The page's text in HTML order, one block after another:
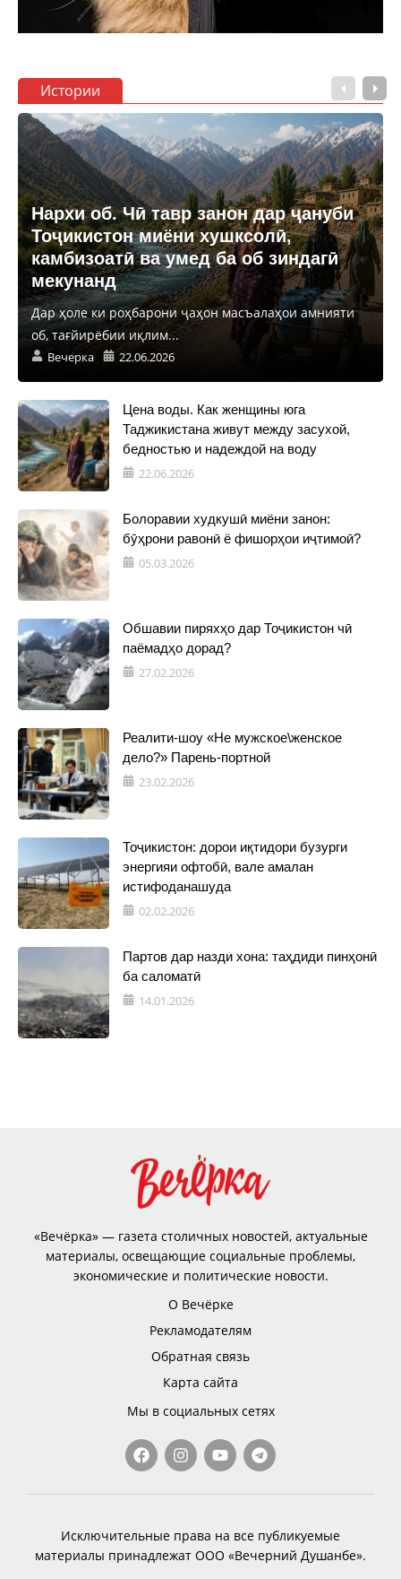
Истории
Нархи об. Чӣ тавр занон дар ҷануби
Тоҷикистон миёни хушксолӣ,
камбизоатӣ ва умед ба об зиндагӣ
мекунанд
Дар ҳоле ки роҳбарони ҷаҳон масъалаҳои амнияти
об, тағйирёбии иқлим...
Вечерка 22.06.2026
Цена воды. Как женщины юга
Таджикистана живут между засухой,
бедностью и надеждой на воду
22.06.2026
Болоравии худкушӣ миёни занон:
бӯҳрони равонӣ ё фишорҳои иҷтимоӣ?
05.03.2026
Обшавии пиряхҳо дар Тоҷикистон чӣ
паёмадҳо дорад?
27.02.2026
Реалити-шоу «Не мужское\женское
дело?» Парень-портной
23.02.2026
Тоҷикистон: дорои иқтидори бузурги
энергияи офтобӣ, вале амалан
истифоданашуда
02.02.2026
Партов дар назди хона: таҳдиди пинҳонӣ
ба саломатӣ
14.01.2026
«Вечёрка» — газета столичных новостей, актуальные
материалы, освещающие социальные проблемы,
экономические и политические новости.
О Вечёрке
Рекламодателям
Обратная связь
Карта сайта
Мы в социальных сетях
Исключительные права на все публикуемые
материалы принадлежат ООО «Вечерний Душанбе».